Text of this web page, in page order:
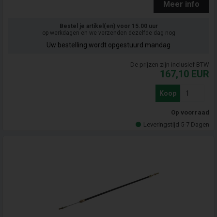
Meer info
Bestel je artikel(en) voor 15.00 uur
op werkdagen en we verzenden dezelfde dag nog
Uw bestelling wordt opgestuurd mandag
De prijzen zijn inclusief BTW
167,10 EUR
Koop
Op voorraad
Leveringstijd 5-7 Dagen